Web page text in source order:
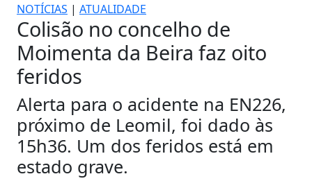
NOTÍCIAS | ATUALIDADE
Colisão no concelho de
Moimenta da Beira faz oito
feridos
Alerta para o acidente na EN226,
próximo de Leomil, foi dado às
15h36. Um dos feridos está em
estado grave.